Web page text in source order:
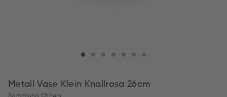
Metall Vase Klein Knallrosa 26cm